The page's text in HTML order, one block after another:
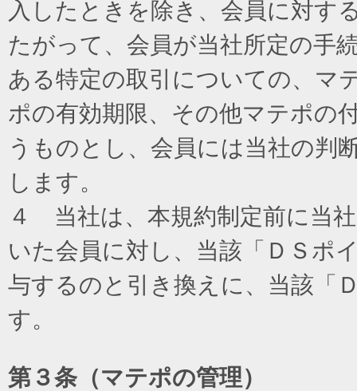
入したときを除き、会員に対す
たがって、会員が当社所定の手
ある特定の取引についての、マ
ポの有効期限、その他マテポの
うものとし、会員には当社の判
します。
４ 当社は、本規約制定前に当
いた会員に対し、当該「ＤＳポ
与するのと引き換えに、当該「
す。
第３条（マテポの管理）